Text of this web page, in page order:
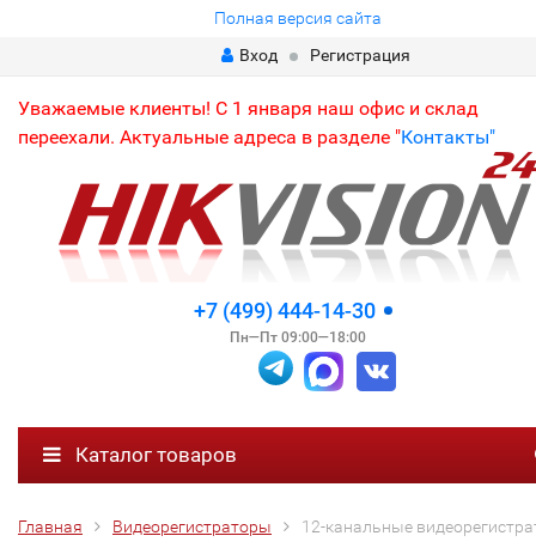
Полная версия сайта
Вход
Регистрация
Уважаемые клиенты! С 1 января наш офис и склад
переехали. Актуальные адреса в разделе "Контакты"
+7 (499) 444-14-30
Пн—Пт 09:00—18:00
Каталог товаров
Главная Видеорегистраторы 12-канальные